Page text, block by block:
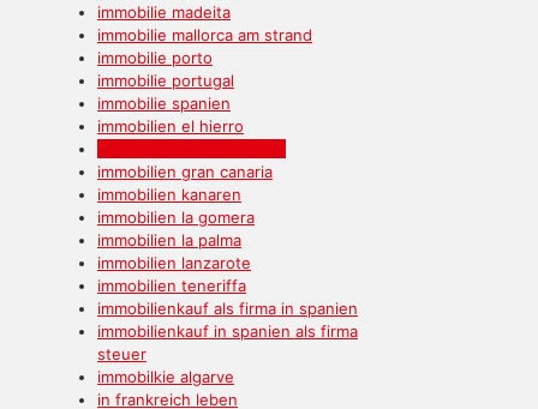
immobilie madeita
immobilie mallorca am strand
immobilie porto
immobilie portugal
immobilie spanien
immobilien el hierro
immobilien gran canaria
immobilien kanaren
immobilien la gomera
immobilien la palma
immobilien lanzarote
immobilien teneriffa
immobilienkauf als firma in spanien
immobilienkauf in spanien als firma
steuer
immobilkie algarve
in frankreich leben